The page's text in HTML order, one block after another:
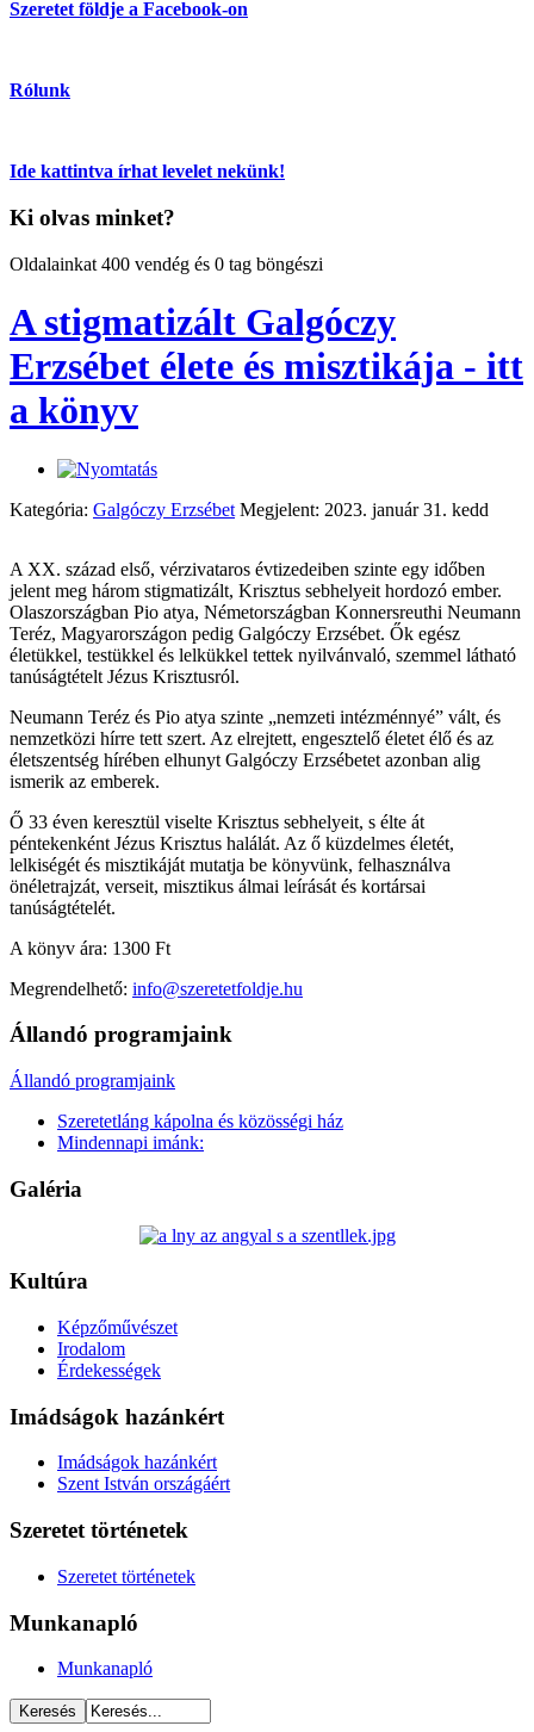
Szeretet földje a Facebook-on
Rólunk
Ide kattintva írhat levelet nekünk!
Ki olvas minket?
Oldalainkat 400 vendég és 0 tag böngészi
A stigmatizált Galgóczy
Erzsébet élete és misztikája - itt
a könyv
Kategória: Galgóczy Erzsébet Megjelent: 2023. január 31. kedd
A XX. század első, vérzivataros évtizedeiben szinte egy időben
jelent meg három stigmatizált, Krisztus sebhelyeit hordozó ember.
Olaszországban Pio atya, Németországban Konnersreuthi Neumann
Teréz, Magyarországon pedig Galgóczy Erzsébet. Ők egész
életükkel, testükkel és lelkükkel tettek nyilvánvaló, szemmel látható
tanúságtételt Jézus Krisztusról.
Neumann Teréz és Pio atya szinte „nemzeti intézménnyé” vált, és
nemzetközi hírre tett szert. Az elrejtett, engesztelő életet élő és az
életszentség hírében elhunyt Galgóczy Erzsébetet azonban alig
ismerik az emberek.
Ő 33 éven keresztül viselte Krisztus sebhelyeit, s élte át
péntekenként Jézus Krisztus halálát. Az ő küzdelmes életét,
lelkiségét és misztikáját mutatja be könyvünk, felhasználva
önéletrajzát, verseit, misztikus álmai leírását és kortársai
tanúságtételét.
A könyv ára: 1300 Ft
Megrendelhető: info@szeretetfoldje.hu
Állandó programjaink
Állandó programjaink
Szeretetláng kápolna és közösségi ház
Mindennapi imánk:
Galéria
Kultúra
Képzőművészet
Irodalom
Érdekességek
Imádságok hazánkért
Imádságok hazánkért
Szent István országáért
Szeretet történetek
Szeretet történetek
Munkanapló
Munkanapló